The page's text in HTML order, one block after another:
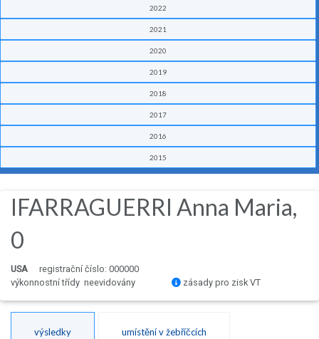
2022
2021
2020
2019
2018
2017
2016
2015
IFARRAGUERRI Anna Maria,
0
USA
registrační číslo: 000000
výkonnostní třídy neevidovány
zásady pro zisk VT
výsledky umístění v žebříčcích